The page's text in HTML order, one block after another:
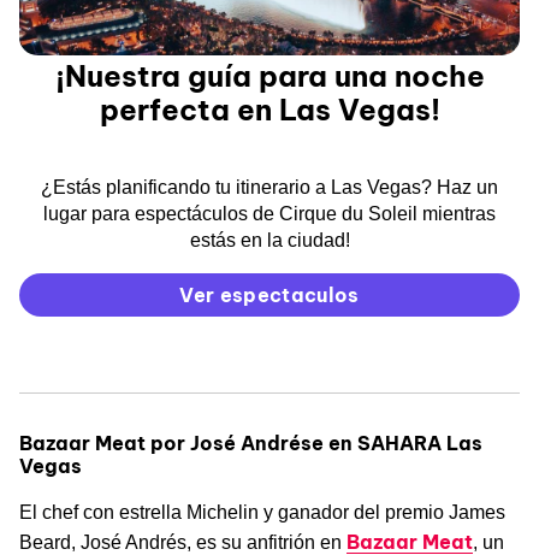
¡Nuestra guía para una noche
perfecta en Las Vegas!
¿Estás planificando tu itinerario a Las Vegas? Haz un
lugar para espectáculos de Cirque du Soleil mientras
estás en la ciudad!
Ver espectaculos
Bazaar Meat por José Andrése en SAHARA Las
Vegas
El chef con estrella Michelin y ganador del premio James
Beard, José Andrés, es su anfitrión en Bazaar Meat, un